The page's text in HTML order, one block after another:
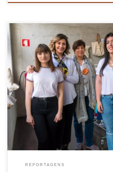
Empresa têxtil-lar desafiou os alunos do
ciclone Idai, que atingiu Moçambique no inicio
naquele país Os alunos de Design e Marketing
em projeto de voluntariado […]
REPORTAGENS